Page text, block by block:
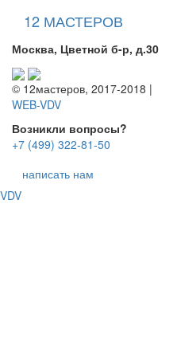
12 МАСТЕРОВ
Москва, Цветной б-р, д.30
© 12мастеров, 2017-2018 |
WEB-VDV
Возникли вопросы?
+7 (499) 322-81-50
написать нам
VDV